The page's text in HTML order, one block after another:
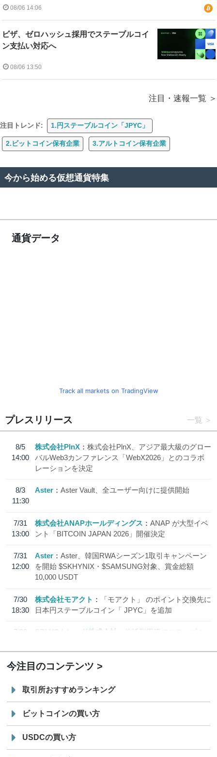
08/06 14:06
ビザ、ゼロハッシュ採用でステーブルコイ
ン支払い対応へ
08/06 13:50
注目・速報一覧
注目トレンド: 1.円ステーブルコイン「JPYC」
2.ビットコイン保有企業 3.アルトコイン保有企業
今から始める仮想通貨特集
通貨データ
Track all markets on TradingView
プレスリリース 一覧
8/5
14:00
株式会社PlnX
株式会社PlnX、アジア最大級のグロー
バルWeb3カンファレンス「WebX2026」とのコラボ
レーションを決定
8/3
11:30
Aster Aster Vault、全ユーザー向けに提供開始
7/31
13:00
株式会社ANAPホールディングス
ANAP が大型イベ
ント「BITCOIN JAPAN 2026」開催決定
7/31
12:00
Aster
Aster、韓国RWAシーズン1取引キャンペーン
を開始 $SKHYNIX・$SAMSUNG対象、賞金総額
10,000 USDT
7/30
18:30
株式会社モアクト
「モアクト」 のポイント交換先に
日本円ステーブルコイン「 JPYC」を追加
7/29
SBI VCトレード株式会社
信託型円建てステーブル
今注目のコンテンツ
取引所おすすめランキング
ビットコインの買い方
USDCの買い方